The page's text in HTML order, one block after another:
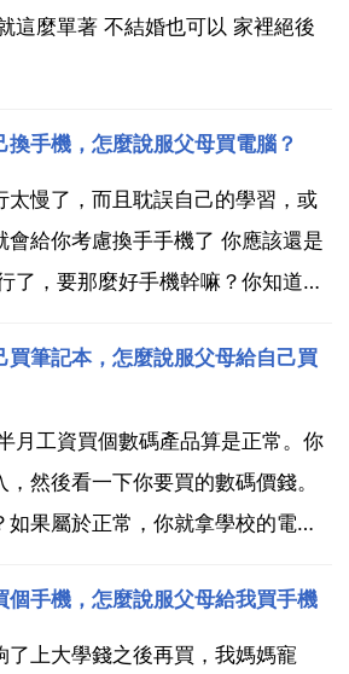
這麼單著 不結婚也可以 家裡絕後
手機，怎麼說服父母買電腦？
太慢了，而且耽誤自己的學習，或
會給你考慮換手手機了 你應該還是
了，要那麼好手機幹嘛？你知道父
，自己賺錢，想買什麼好手機都可
買筆記本，怎麼說服父母給自己買
月工資買個數碼產品算是正常。你
然後看一下你要買的數碼價錢。
果屬於正常，你就拿學校的電腦
打工賺錢購買了。 何時 你的父母
次叫買東西都說怕我這樣，怕我
個手機，怎麼說服父母給我買手機
了上大學錢之後再買，我媽媽寵